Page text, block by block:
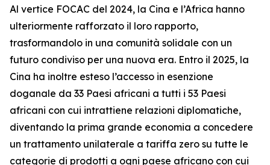
Al vertice FOCAC del 2024, la Cina e l’Africa hanno
ulteriormente rafforzato il loro rapporto,
trasformandolo in una comunità solidale con un
futuro condiviso per una nuova era. Entro il 2025, la
Cina ha inoltre esteso l’accesso in esenzione
doganale da 33 Paesi africani a tutti i 53 Paesi
africani con cui intrattiene relazioni diplomatiche,
diventando la prima grande economia a concedere
un trattamento unilaterale a tariffa zero su tutte le
categorie di prodotti a ogni paese africano con cui